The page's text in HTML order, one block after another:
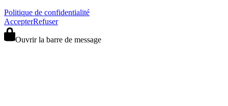
Politique de confidentialité
AccepterRefuser
Ouvrir la barre de message